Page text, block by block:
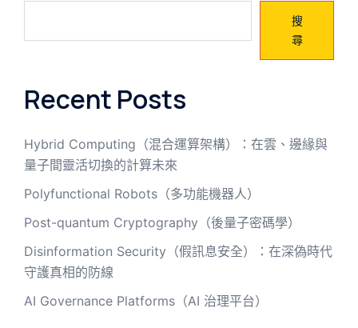
搜
尋
Recent Posts
Hybrid Computing（混合運算架構）：在雲、邊緣與
量子間靈活切換的計算未來
Polyfunctional Robots（多功能機器人）
Post-quantum Cryptography（後量子密碼學）
Disinformation Security（假訊息安全）：在深偽時代
守護真相的防線
AI Governance Platforms（AI 治理平台）